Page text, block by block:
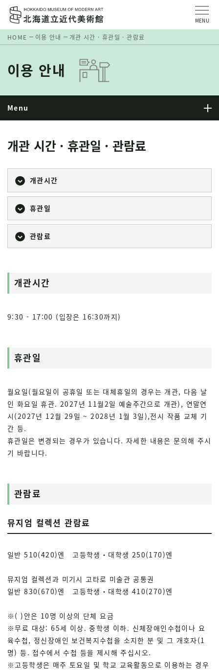
MENU
HOME 이용 안내 개관 시간 · 휴관일 · 관람료
이용 안내
Menu
개관 시간 · 휴관일 · 관람료
개관시간
휴관일
관람료
개관시간
9:30 - 17:00 (입장은 16:30까지)
휴관일
월요일(월요일이 공휴일 또는 대체휴일의 경우는 개관, 다음 날
인 화요일 휴관. 2027년 11월2일 예술주간으로 개관), 연말연
시(2027년 12월 29일 ~ 2028년 1월 3일),전시 작품 교체 기
간 등.
휴관일은 변경되는 경우가 있습니다. 자세한 내용은 문의해 주시
기 바랍니다.
관람료
뮤지엄 컬렉션 관람료
일반 510(420)엔 고등학생・대학생 250(170)엔
뮤지엄 컬렉션과 미기시 고타로 미술관 공통권
일반 830(670)엔 고등학생・대학생 410(270)엔
※( )안은 10명 이상의 단체 요금
※무료 대상: 65세 이상. 중학생 이하. 신체장애인수첩이나 요
육수첩, 정신장애인 보건복지수첩을 소지한 분 및 그 개호자(1
명) 등. 접수에서 수첩 등을 제시해 주십시오.
※고등학생은 매주 토요일 및 학교 교육활동으로 이용하는 경우